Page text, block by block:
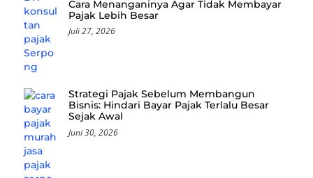
Cara Menanganinya Agar Tidak Membayar
Pajak Lebih Besar
Juli 27, 2026
Strategi Pajak Sebelum Membangun
Bisnis: Hindari Bayar Pajak Terlalu Besar
Sejak Awal
Juni 30, 2026